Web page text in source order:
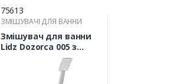
75613
ЗМІШУВАЧІ ДЛЯ ВАННИ
Змішувач для ванни
Lidz Dozorca 005 з